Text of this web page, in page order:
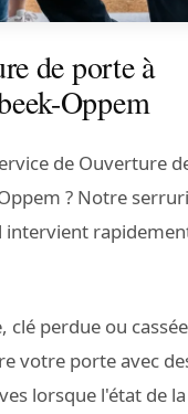
de porte à
Oppem
de Ouverture
? Notre
intervient
clé perdue ou
votre porte avec
lorsque l'état de